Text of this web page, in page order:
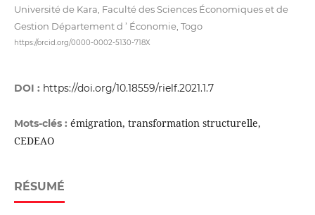
Université de Kara, Faculté des Sciences Économiques et de
Gestion Département d ’ Économie, Togo
https://orcid.org/0000-0002-5130-718X
DOI : https://doi.org/10.18559/rielf.2021.1.7
Mots-clés : émigration, transformation structurelle,
CEDEAO
RÉSUMÉ